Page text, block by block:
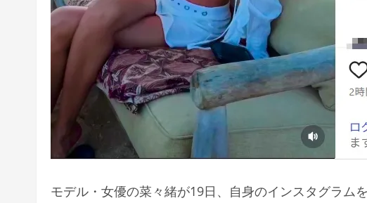
モデル・女優の菜々緒が19日、自身のインスタグラム